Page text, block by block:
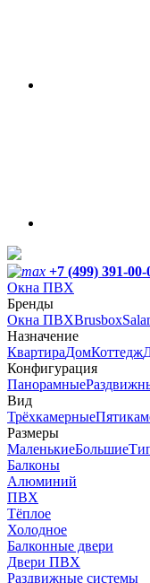
+7 (499) 391-00-
Окна ПВХ
Бренды
Окна ПВХBrusbox
Назначение
КвартираДомКоттедж
Конфигурация
Панорамные
Вид
Трёхкамерные
Размеры
МаленькиеБольшие
Балконы
Алюминий
ПВХ
Тёплое
Холодное
Балконные двери
Двери ПВХ
Раздвижные системы